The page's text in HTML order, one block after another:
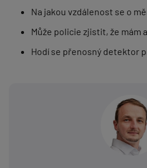
Na jakou vzdálenost se o
Může policie zjistit, že mám
Hodí se přenosný detektor